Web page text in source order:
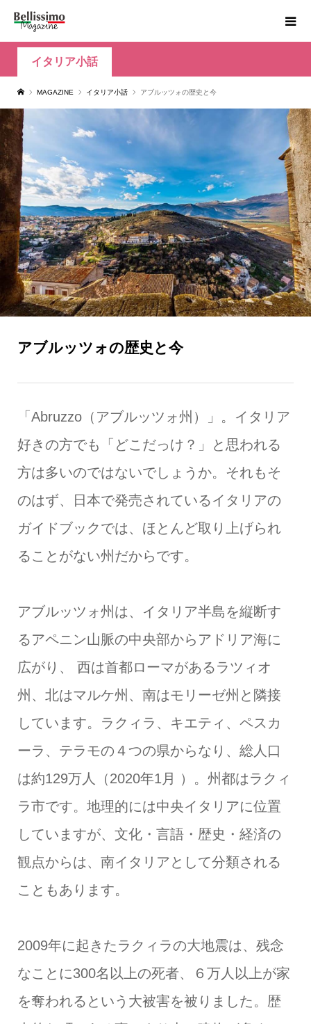
イタリア小話
MAGAZINE イタリア小話 アブルッツォの歴史と今
アブルッツォの歴史と今
「Abruzzo（アブルッツォ州）」。イタリア
好きの方でも「どこだっけ？」と思われる
方は多いのではないでしょうか。それもそ
のはず、日本で発売されているイタリアの
ガイドブックでは、ほとんど取り上げられ
ることがない州だからです。
アブルッツォ州は、イタリア半島を縦断す
るアペニン山脈の中央部からアドリア海に
広がり、 西は首都ローマがあるラツィオ
州、北はマルケ州、南はモリーゼ州と隣接
しています。ラクィラ、キエティ、ペスカ
ーラ、テラモの４つの県からなり、総人口
は約129万人（2020年1月 ）。州都はラクィ
ラ市です。地理的には中央イタリアに位置
していますが、文化・言語・歴史・経済の
観点からは、南イタリアとして分類される
こともあります。
2009年に起きたラクィラの大地震は、残念
なことに300名以上の死者、６万人以上が家
を奪われるという大被害を被りました。歴